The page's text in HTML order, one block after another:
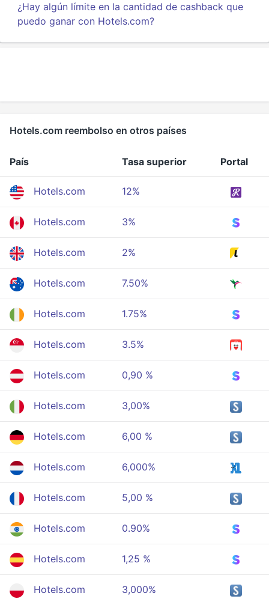
¿Hay algún límite en la cantidad de cashback que
puedo ganar con Hotels.com?
Hotels.com reembolso en otros países
País Tasa superior Portal
Hotels.com 12%
Hotels.com 3%
Hotels.com 2%
Hotels.com 7.50%
Hotels.com 1.75%
Hotels.com 3.5%
Hotels.com 0,90 %
Hotels.com 3,00%
Hotels.com 6,00 %
Hotels.com 6,000%
Hotels.com 5,00 %
Hotels.com 0.90%
Hotels.com 1,25 %
Hotels.com 3,000%